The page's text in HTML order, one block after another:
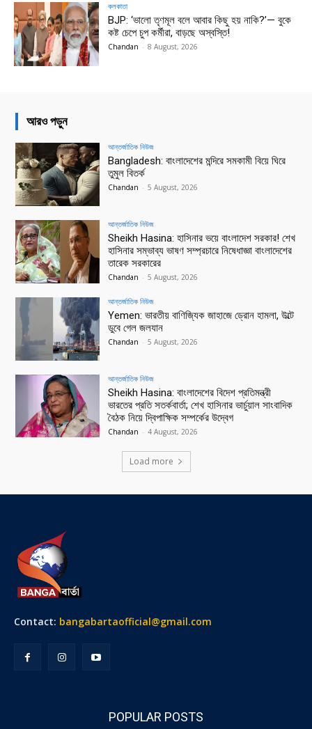
কলকাতা
BJP: ‘ভালো তৃণমূল বলে আবার কিছু হয় নাকি?’— বুকে
কষ্ট চেপে চুপ কর্মীরা, বাড়ছে অস্বস্তি!
Chandan - 8 August, 2026
আরও পড়ুন
আন্তর্জাতিক নিউজ
Bangladesh: বাংলাদেশের মন্দিরে সমকামী বিয়ে ঘিরে
তুমুল বিতর্ক
Chandan - 5 August, 2026
আন্তর্জাতিক নিউজ
Sheikh Hasina: হাসিনার ভয়ে বাংলাদেশ সরকার! শেখ
হাসিনার সম্ভাব্য ভাষণ সম্প্রচারে নিষেধাজ্ঞা বাংলাদেশের
তারেক সরকারের
Chandan - 5 August, 2026
আন্তর্জাতিক নিউজ
Yemen: ভারতীয় বাণিজ্যিক জাহাজে ড্রোন হামলা, উল্টে
ডুবে গেল জলযান
Chandan - 5 August, 2026
আন্তর্জাতিক নিউজ
Sheikh Hasina: বাংলাদেশের বিদেশ প্রতিমন্ত্রী
ভারতের প্রতি সতর্কবার্তা; শেখ হাসিনার ভার্চুয়াল সাংবাদিক
বৈঠক নিয়ে দ্বিপাক্ষিক সম্পর্কের উদ্বেগ
Chandan - 4 August, 2026
Load more
Contact: bangabartaofficial@gmail.com
POPULAR POSTS